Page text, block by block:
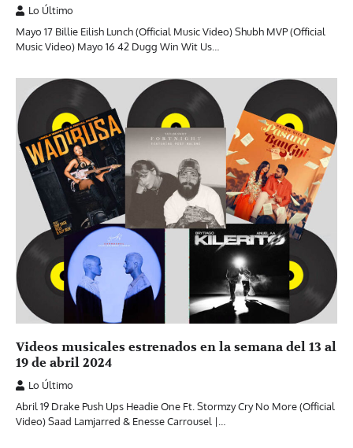
Lo Último
Mayo 17 Billie Eilish Lunch (Official Music Video) Shubh MVP (Official
Music Video) Mayo 16 42 Dugg Win Wit Us…
Videos musicales estrenados en la semana del 13 al
19 de abril 2024
Lo Último
Abril 19 Drake Push Ups Headie One Ft. Stormzy Cry No More (Official
Video) Saad Lamjarred & Enesse Carrousel |…